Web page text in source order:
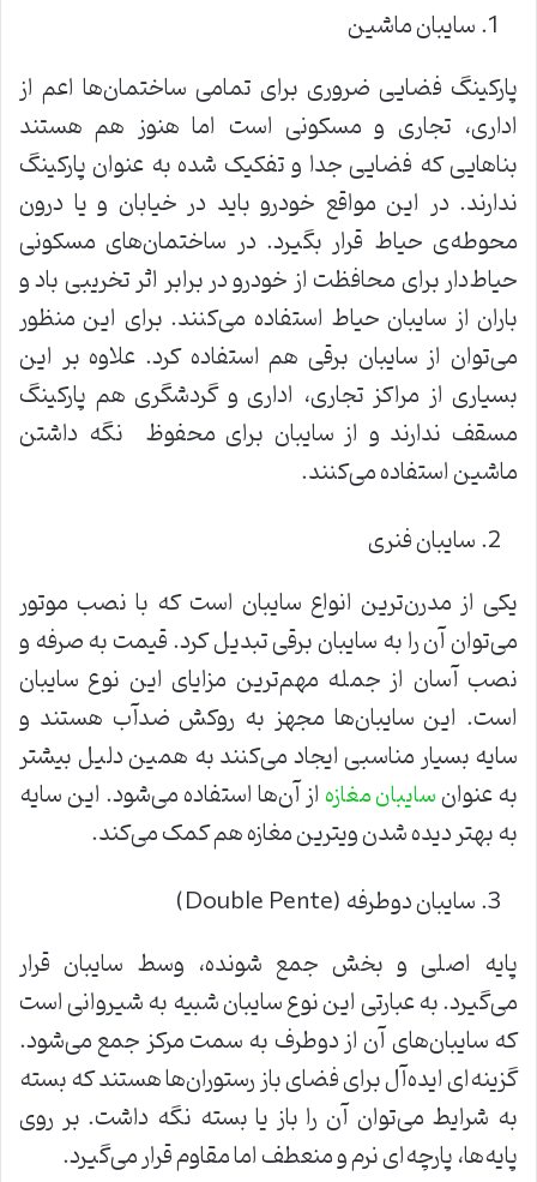
سایبان ماشین
پارکینگ فضایی ضروری برای تمامی ساختمان‌ها اعم از
اداری، تجاری و مسکونی است اما هنوز هم هستند
بناهایی که فضایی جدا و تفکیک شده به عنوان پارکینگ
ندارند. در این مواقع خودرو باید در خیابان و یا درون
محوطه‌ی حیاط قرار بگیرد. در ساختمان‌های مسکونی
حیاط‌دار برای محافظت از خودرو در برابر اثر تخریبی باد و
باران از سایبان حیاط استفاده می‌کنند. برای این منظور
می‌توان از سایبان برقی هم استفاده کرد. علاوه بر این
بسیاری از مراکز تجاری، اداری و گردشگری هم پارکینگ
مسقف ندارند و از سایبان برای محفوظ نگه داشتن
ماشین استفاده می‌کنند.
سایبان فنری
یکی از مدرن‌ترین انواع سایبان است که با نصب موتور
می‌توان آن را به سایبان برقی تبدیل کرد. قیمت به صرفه و
نصب آسان از جمله مهم‌ترین مزایای این نوع سایبان
است. این سایبان‌ها مجهز به روکش ضدآب هستند و
سایه بسیار مناسبی ایجاد می‌کنند به همین دلیل بیشتر
به عنوانسایبان مغازهاز آن‌ها استفاده می‌شود. این سایه
به بهتر دیده شدن ویترین مغازه هم کمک می‌کند.
سایبان دوطرفه (Double Pente)
پایه اصلی و بخش جمع شونده، وسط سایبان قرار
می‌گیرد. به عبارتی این نوع سایبان شبیه به شیروانی است
که سایبان‌های آن از دوطرف به سمت مرکز جمع می‌شود.
گزینه‌ای ایده‌آل برای فضای باز رستوران‌ها هستند که بسته
به شرایط می‌توان آن را باز یا بسته نگه داشت. بر روی
پایه‌ها، پارچه‌ای نرم و منعطف اما مقاوم قرار می‌گیرد.